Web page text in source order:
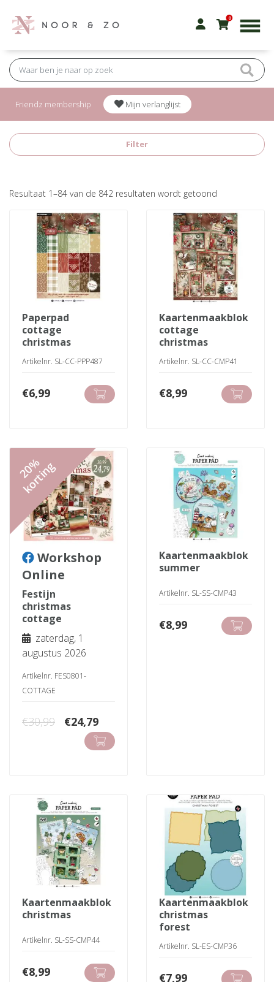
0
Friendz membership Mijn verlanglijst
Filter
Resultaat 1–84 van de 842 resultaten wordt getoond
nieuwste
paperpad
cottage
christmas
Artikelnr. SL-CC-PPP487
€6,99
kaartenmaakblok
cottage
christmas
Artikelnr. SL-CC-CMP41
€8,99
20%
korting
Workshop
Online
festijn
christmas
cottage
zaterdag, 1
augustus 2026
Artikelnr. FES0801-
COTTAGE
€30,99
Oorspronkelijke
prijs
was:
€24,79Huidige
prijs
is:
kaartenmaakblok
summer
Artikelnr. SL-SS-CMP43
€8,99
kaartenmaakblok
christmas
Artikelnr. SL-SS-CMP44
€8,99
kaartenmaakblok
christmas
forest
Artikelnr. SL-ES-CMP36
€7,99